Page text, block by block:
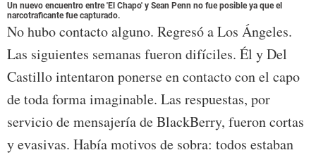
Un nuevo encuentro entre 'El Chapo' y Sean Penn no fue posible ya que el
narcotraficante fue capturado.
No hubo contacto alguno. Regresó a Los Ángeles.
Las siguientes semanas fueron difíciles. Él y Del
Castillo intentaron ponerse en contacto con el capo
de toda forma imaginable. Las respuestas, por
servicio de mensajería de BlackBerry, fueron cortas
y evasivas. Había motivos de sobra: todos estaban